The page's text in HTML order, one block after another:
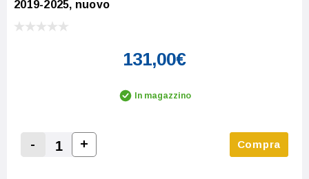
2019-2025, nuovo
131,00€
In magazzino
Decrease Quantity:
-
Increase Quantity:
+ Compra